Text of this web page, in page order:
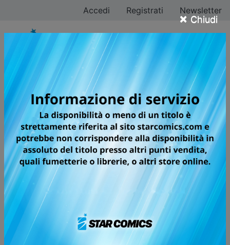
× Chiudi
Accedi Registrati Newsletter
Tutti i fumetti della
categoria Manga /
Shojo